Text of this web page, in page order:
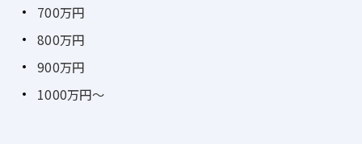
700万円
800万円
900万円
1000万円～